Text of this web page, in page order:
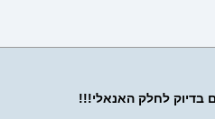
בדיוק לחלק האנאלי!!!